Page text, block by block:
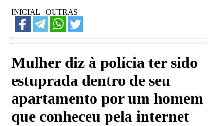
INICIAL | OUTRAS
Mulher diz à polícia ter sido
estuprada dentro de seu
apartamento por um homem
que conheceu pela internet